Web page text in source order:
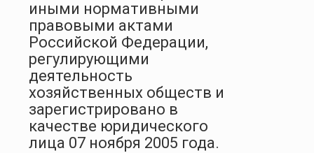
иными нормативными
правовыми актами
Российской Федерации,
регулирующими
деятельность
хозяйственных обществ и
зарегистрировано в
качестве юридического
лица 07 ноября 2005 года.